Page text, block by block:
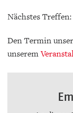
Nächstes Treffen:
Den Termin
unserem